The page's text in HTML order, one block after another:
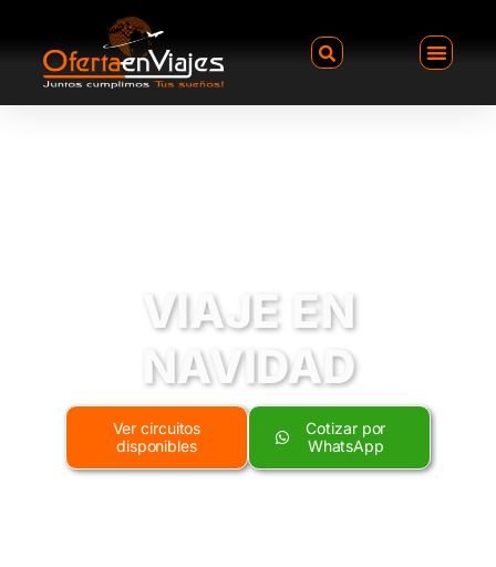
VIAJE EN
NAVIDAD
Ver circuitos
disponibles
Cotizar por
WhatsApp